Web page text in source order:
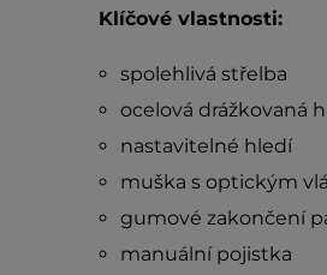
Klíčové vlastnosti:
spolehlivá střelba
ocelová drážkovaná
nastavitelné hledí
muška s optickým
gumové zakončení
manuální pojistka